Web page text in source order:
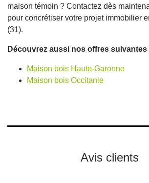
maison témoin ? Contactez dès
pour concrétiser votre projet immobilier
(31).
Découvrez aussi nos offres suivantes
Maison bois Haute-Garonne
Maison bois Occitanie
Avis clients